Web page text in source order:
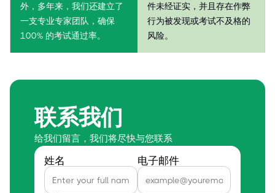
外，多年来，我们还建立了
一支专业专家团队，确保
100% 的考试通过率。
件未经证实，并且存在作弊
行为被发现或考试不及格的
风险。
联系我们
给我们留言，我们将尽快与您联系
姓名 电子邮件